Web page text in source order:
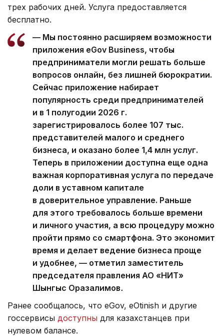
трех рабочих дней. Услуга предоставляется
бесплатно.
— Мы постоянно расширяем возможности
приложения eGov Business, чтобы
предприниматели могли решать больше
вопросов онлайн, без лишней бюрократии.
Сейчас приложение набирает
популярность среди предпринимателей
и в 1 полугодии 2026 г.
зарегистрировалось более 107 тыс.
представителей малого и среднего
бизнеса, и оказано более 1,4 млн услуг.
Теперь в приложении доступна еще одна
важная корпоративная услуга по передаче
доли в уставном капитале
в доверительное управление. Раньше
для этого требовалось больше времени
и личного участия, а всю процедуру можно
пройти прямо со смартфона. Это экономит
время и делает ведение бизнеса проще
и удобнее, — отметил заместитель
председателя правления АО «НИТ»
Шынгыс Оразалимов.
Ранее сообщалось, что eGov, eOtinish и другие
госсервисы доступны для казахстанцев при
нулевом балансе.